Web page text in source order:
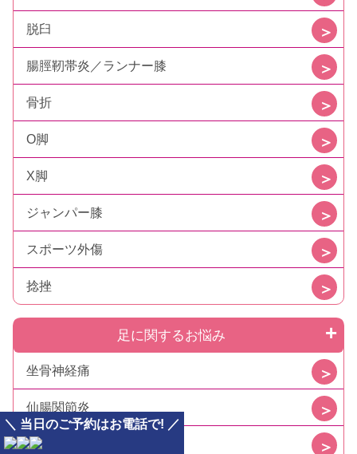
脱臼
腸脛靭帯炎／ランナー膝
骨折
O脚
X脚
ジャンパー膝
スポーツ外傷
捻挫
足に関するお悩み
坐骨神経痛
仙腸関節炎
梨状筋症候群
＼ 当日のご予約はお電話で! ／